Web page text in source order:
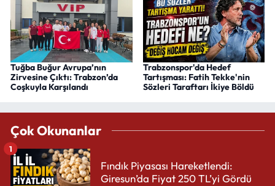
Tuğba Buğur Avrupa’nın
Zirvesine Çıktı: Trabzon’da
Coşkuyla Karşılandı
Trabzonspor'da Hedef
Tartışması: Fatih Tekke'nin
Sözleri Taraftarı İkiye Böldü
Çok Okunanlar
Fındık Piyasası Hareketlendi:
Giresun’da Fiyat 250 TL’yi Gördü
1